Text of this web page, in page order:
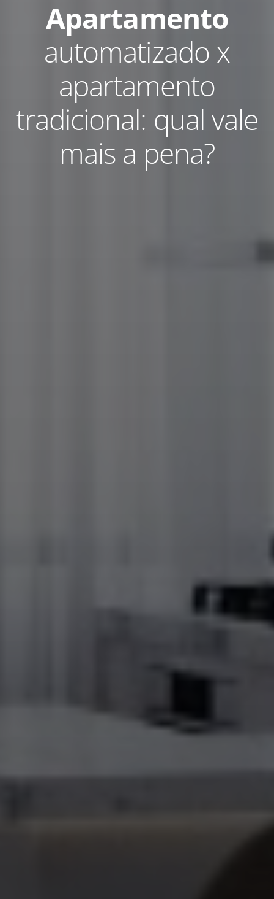
Apartamento
automatizado x
apartamento
tradicional: qual vale
mais a pena?